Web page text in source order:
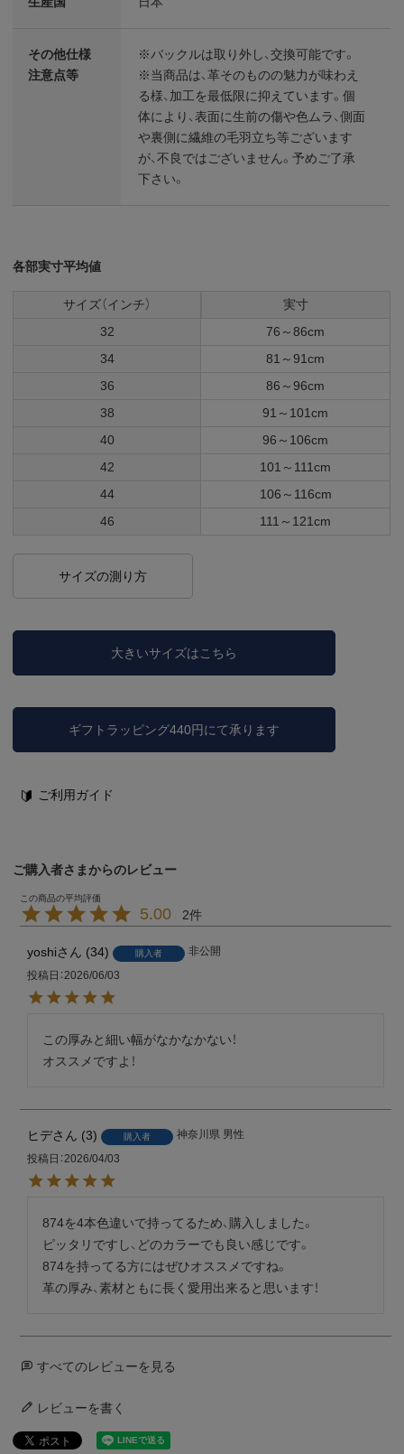
その他仕様
注意点等
※バックルは取り外し、交換可能です。
※当商品は、革そのものの魅力が味わえ
る様、加工を最低限に抑えています。個
体により、表面に生前の傷や色ムラ、側面
や裏側に繊維の毛羽立ち等ございます
が、不良ではございません。予めご了承
下さい。
各部実寸平均値
サイズ（インチ）
実寸
32
76～86cm
34
81～91cm
36
86～96cm
38
91～101cm
40
96～106cm
42
101～111cm
44
106～116cm
46
111～121cm
サイズの測り方
大きいサイズはこちら
ギフトラッピング440円にて承ります
ご利用ガイド
ご購入者さまからのレビュー
5.00 2
yoshi 34 購入者
非公開
投稿日 2026/06/03
この厚みと細い幅がなかなかない！
オススメですよ！
ヒデ 3 購入者 神奈川県 男性
投稿日 2026/04/03
874を4本色違いで持ってるため、購入しました。
ピッタリですし、どのカラーでも良い感じです。
874を持ってる方にはぜひオススメですね。
革の厚み、素材ともに長く愛用出来ると思います！
すべてのレビューを見る
レビューを書く